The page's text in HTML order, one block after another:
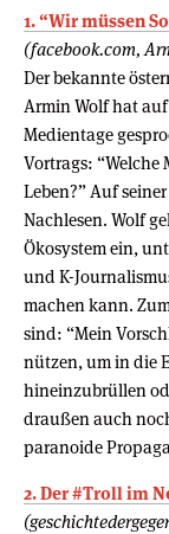
1. “Wir müssen
(facebook.com,
Der bekannte
Armin Wolf hat
Medientage
Vortrags: “Welche
Leben?” Auf
Nachlesen. Wolf
Ökosystem ein,
und K-
machen kann.
sind: “Mein
nützen, um in die
hineinzubrüllen
draußen auch
paranoide
2. Der #Troll im